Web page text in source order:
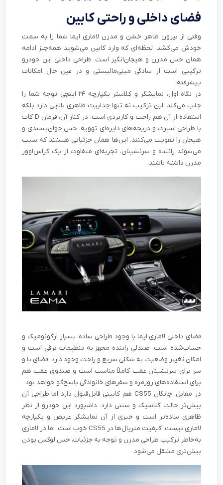
فضای داخلی و راحتی کابین
وقتی از بیرون ظاهر خشن و مدرن لاماری ایما شما را به سمت
خودش می‌کشد، لحظه‌ای که وارد کابین می‌شوید همه‌چیز ادامه
همان حس مدرن و هیجان‌انگیز است. طراحی داخلی این خودرو
ترکیبی است از سادگی مینی‌مالیستی و در عین حال امکانات
پیشرفته.
در نگاه اول، نمایشگر و کلاستر یکپارچه‌ ۲۴ اینچی توجه شما را
جلب می‌کند. این ترکیب نه تنها جذابیت ظاهری بالایی دارد بلکه
استفاده از آن هم راحت و کاربردی است. در کنار آن، فرمان D کات
با طراحی اسپرت و دریچه‌های دایره‌ای تهویه، حس جوان‌پسندی و
هیجان را تقویت می‌کنند. این‌ها همان جزئیاتی هستند که سبب
می‌شوند راننده و سرنشینان، تجربه‌ای متفاوت از یک کراس‌اوور
مدرن داشته باشند.
فضای داخلی لاماری ایما با وجود طراحی ساده، بسیار ارگونومیک و
حساب‌شده است. صندلی راننده مجهز به تنظیمات برقی است و
امکان تغییر وضعیت به شکلی سریع و راحت وجود دارد. فضای پا و
سر برای سرنشینان عقب کاملاً مناسب است و صندوق عقب هم
برای استفاده‌های روزمره و سفرهای خانوادگی پاسخ‌گو خواهد بود.
در مقابل، چانگان CS55 هم کابینی قابل‌قبول دارد اما طراحی آن
بیش‌تر حالت کلاسیک و سنتی دارد. داشبورد این خودرو از نظر
ظاهری ساده‌تر است و خبری از آن نمایشگر عریض و یکپارچه
لاماری نیست. کیفیت متریال‌ها در CS55 خوب است، اما در لاماری
به‌خاطر ترکیب طراحی مدرن و توجه به جزئیات، حس لوکس بودن
بیش‌تری منتقل می‌شود.